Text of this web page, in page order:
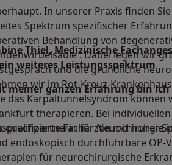
In unserer Praxis finden
Spektrum spezifischer
Behandlung von
. Dabei legen wir
und die gründliche
wir im Rot-Kreuz-
das Karpaltunnelsyndrom können
therapieren. Bei
für Neuochirurgie
Thiel, Medizinische
weiteres Leistungs­spektrum
meiner ganzen Erfahrung bin ich
qualifizierte Fachärztin mit hoher
endoskopisch durchführbare
für neurochirurgische